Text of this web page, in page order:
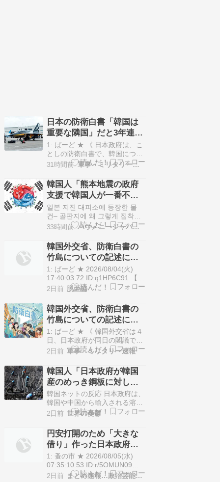
日本の防衛白書「韓国は
重要な隣国」だと3年連続
で位置づけ…韓国メディ
ア！
1: ばーど ★ 《 日本政府は、こ
としの防衛白書で、韓国につい
て、国際社会のさまざまな課題
であり、重要な隣国だと位置づ
けました。防衛省は4日、閣議
で報告した2026年版防衛白書
で、韓国を「国際社会のさまざ
まな課題にパートナーとして協
力すべき重要な隣国…
31時間前 軍事・ミリタリー速報
韓国人「熊本地震の政府
支援で韓国人が一番不思
議に思う事がこれ」
일본 지진 대피소에 등장한 물
건– 골판지에 왜 그렇게 집착하
는 건지…
라이언홍 (@healing824) August
3, 2026 避難所に搭乗した段ボ
ールベッド 日本政府はなぜ熊本
地震で大変な人にこんな粗末…
33時間前 ハウメニージャパン！
韓国外交省、防衛白書の
竹島についての記述に抗
議 即時撤回要求、日本公
使呼び出す
1: ばーど ★ 2026/08/04(火)
17:40:03.72 ID:q1HP6C91 【ソ
ウル＝依田和彩】韓国外交省は
了承した２０２６年版防衛白書
で、島根県・竹島が「わが国固
有の領土」と記述されたことに
ついて、「不当な領有権の主張
を繰り返したこ…
2日前 脱亜論
韓国外交省、防衛白書の
竹島についての記述に抗
議…即時撤回要求、日本
公使呼び出す！
1: ばーど ★ 《 韓国外交省は４
日、日本政府が同日の閣議で了
承した２０２６年版防衛白書
有の領土」と記述されたことに
ついて、「不当な領有権の主張
を繰り返したことに強く抗議
し、即刻撤回することを求め
る」などとする報道官の論評を
発表した。 》 ここまで一…
2日前 軍事・ミリタリー速報
韓国人「日本政府が韓国
産のめっき鋼板に対して
最大55.3%の反ダンピング
関税を発表！」→「想像
を超える高率の追加関
韓国ネットの反応 日本政府は、
韓国や中国から輸入される溶融
亜鉛めっき鋼板に対して、最大
反ダンピング（不当廉売）関税
を課す方針を正式に発表しまし
た。この臨時関税は、8月8日か
ら12月7日までの期間に適用さ
れる予定となっています。今回
の措置は…
2日前 世界の憂鬱
円安打開のため「大きな
借り」作った日本政府、
米国求める「転換」…日
銀「利上げ圧力」高まる
可能性
1: 蚤の市 ★ 2026/08/05(水)
07:35:10.53 ID:r/5OMUN09
［日米通貨新時代］ 飛び火 警
2日前 まとめ速報…政治芸能ワンダーランド